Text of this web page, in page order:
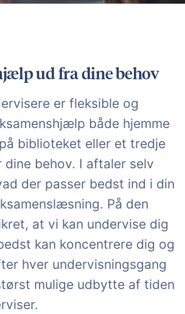
ud fra dine behov
er fleksible og
både hjemme
biblioteket eller et tredje
behov. I aftaler selv
der passer bedst ind i din
På den
at vi kan undervise dig
kan koncentrere dig og
hver undervisningsgang
mulige udbytte af tiden